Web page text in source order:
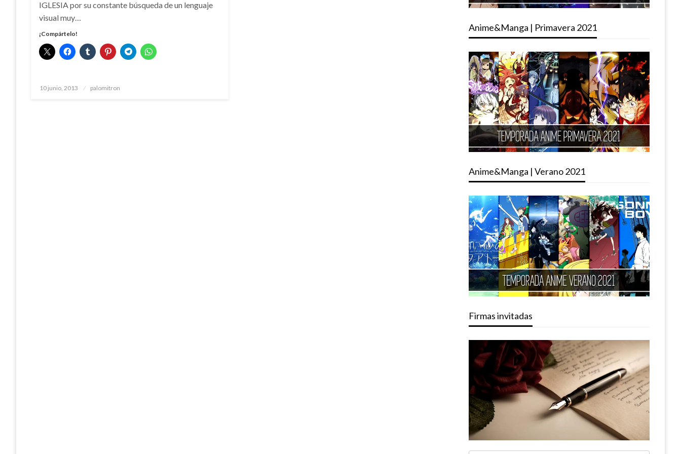
IGLESIA por su constante búsqueda de un lenguaje
visual muy…
¡Compártelo!
Publicado
10 junio, 2013 palomitron
Anime&Manga | Primavera 2021
Anime&Manga | Verano 2021
Firmas invitadas